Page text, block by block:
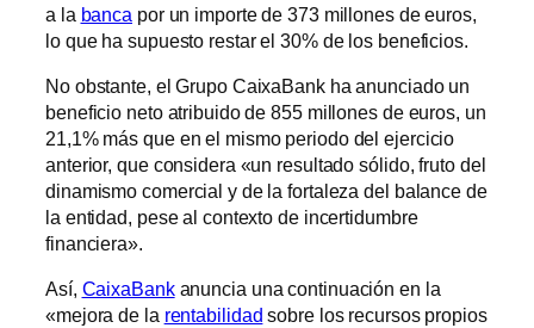
a la banca por un importe de 373 millones de euros,
lo que ha supuesto restar el 30% de los beneficios.
No obstante, el Grupo CaixaBank ha anunciado un
beneficio neto atribuido de 855 millones de euros, un
21,1% más que en el mismo periodo del ejercicio
anterior, que considera «un resultado sólido, fruto del
dinamismo comercial y de la fortaleza del balance de
la entidad, pese al contexto de incertidumbre
financiera».
Así, CaixaBankanuncia una continuación en la
«mejora de la rentabilidad sobre los recursos propios